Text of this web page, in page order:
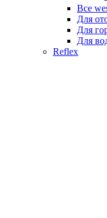
Все
Для
Для
Для
Reflex